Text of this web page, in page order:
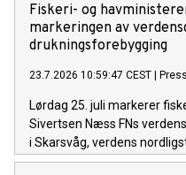
Fiskeri- og
markeringen av
drukningsforebygging
23.7.2026 10:59:47 CEST |
Lørdag 25. juli markerer
Sivertsen Næss FNs
i Skarsvåg, verdens